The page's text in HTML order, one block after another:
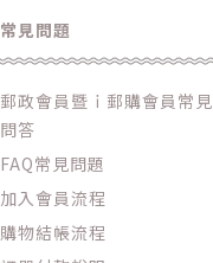
常見問題
郵政會員暨ｉ郵購會員常見
問答
FAQ常見問題
加入會員流程
購物結帳流程